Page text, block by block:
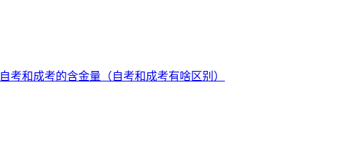
自考和成考的含金量（自考和成考有啥区别）